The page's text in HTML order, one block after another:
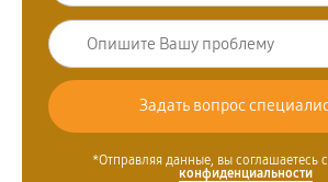
*Отправляя данные, вы соглашаетесь с
конфиденциальности